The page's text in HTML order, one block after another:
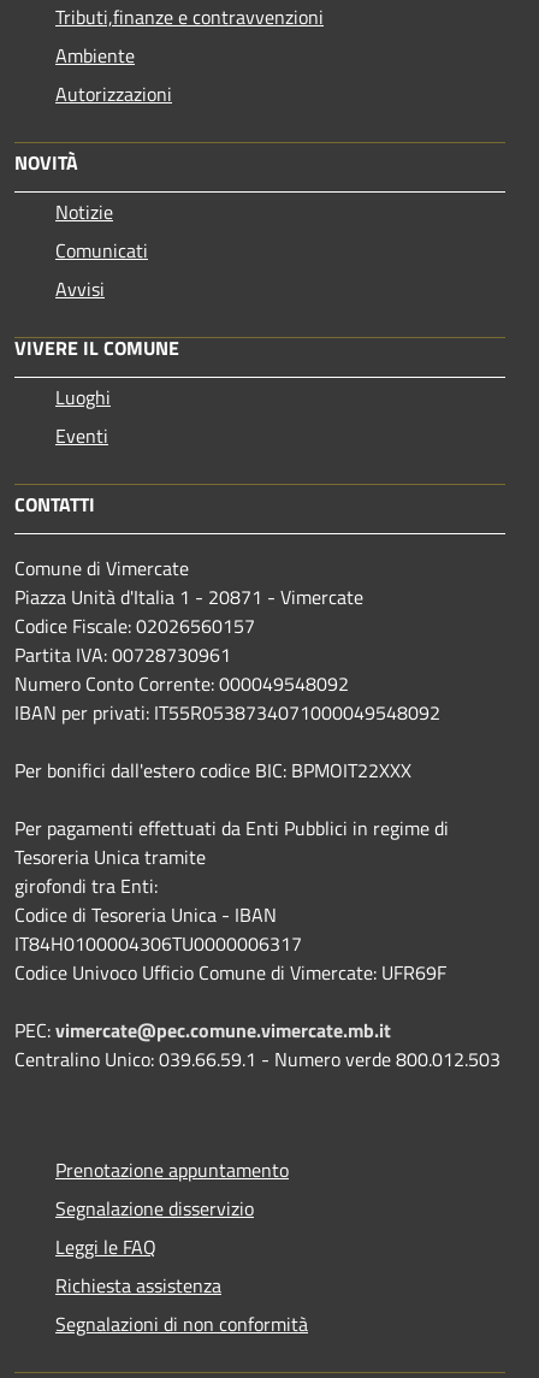
Tributi,finanze e contravvenzioni
Ambiente
Autorizzazioni
NOVITÀ
Notizie
Comunicati
Avvisi
VIVERE IL COMUNE
Luoghi
Eventi
CONTATTI
Comune di Vimercate
Piazza Unità d'Italia 1 - 20871 - Vimercate
Codice Fiscale: 02026560157
Partita IVA: 00728730961
Numero Conto Corrente: 000049548092
IBAN per privati: IT55R0538734071000049548092
Per bonifici dall'estero codice BIC: BPMOIT22XXX
Per pagamenti effettuati da Enti Pubblici in regime di
Tesoreria Unica tramite
girofondi tra Enti:
Codice di Tesoreria Unica - IBAN
IT84H0100004306TU0000006317
Codice Univoco Ufficio Comune di Vimercate: UFR69F
PEC:vimercate@pec.comune.vimercate.mb.it
Centralino Unico: 039.66.59.1 - Numero verde 800.012.503
Prenotazione appuntamento
Segnalazione disservizio
Leggi le FAQ
Richiesta assistenza
Segnalazioni di non conformità